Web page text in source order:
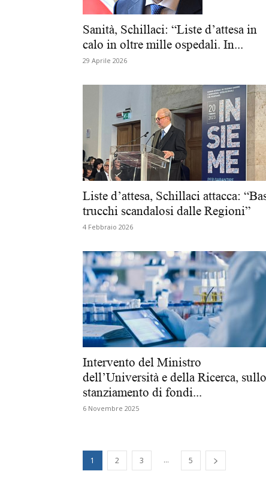
Sanità, Schillaci: “Liste d’attesa in
calo in oltre mille ospedali. In...
29 Aprile 2026
Liste d’attesa, Schillaci attacca:
trucchi scandalosi dalle Regioni”
4 Febbraio 2026
Intervento del Ministro
dell’Università e della Ricerca, sullo
stanziamento di fondi...
6 Novembre 2025
1 2 3 ... 5